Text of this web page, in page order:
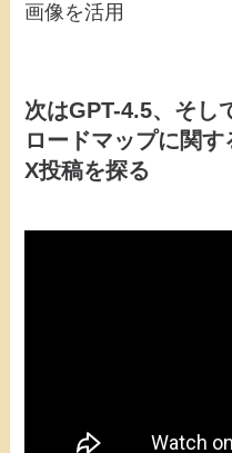
画像を活用
次はGPT-4.5、そし
ロードマップに関
X投稿を探る